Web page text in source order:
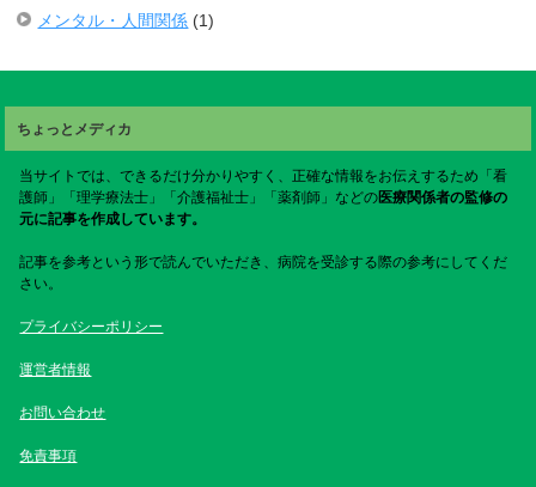
メンタル・人間関係 (1)
ちょっとメディカ
当サイトでは、できるだけ分かりやすく、正確な情報をお伝えするため「看
護師」「理学療法士」「介護福祉士」「薬剤師」などの医療関係者の監修の
元に記事を作成しています。
記事を参考という形で読んでいただき、病院を受診する際の参考にしてくだ
さい。
プライバシーポリシー
運営者情報
お問い合わせ
免責事項